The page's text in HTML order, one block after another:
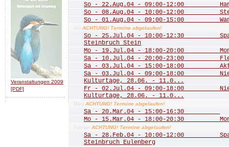
Veranstaltungen 2009
[PDF]
So - 22.Aug.04 - 09:00-12:00
So - 08.Aug.04 - 10:00-12:00
So - 01.Aug.04 - 09:00-15:00
Juli ACHTUNG! Termine abgelaufen!
So - 25.Jul.04 - 10:00-12:30
Steinbruch Stein
Mo - 19.Jul.04 - 18:00-20:00
Sa - 10.Jul.04 - 20:00-23:00
Sa - 03.Jul.04 - 15:00-18:00
Sa - 03.Jul.04 - 09:00-18:00
Kulturtage, 28.06. - 11.0...
Fr - 02.Jul.04 - 09:00-18:00
Kulturtage, 28.06. - 11.0...
März ACHTUNG! Termine abgelaufen!
Sa - 20.Mar.04 - 15:00-16:30
Mo - 15.Mar.04 - 18:00-20:30
Februar ACHTUNG! Termine abgelaufen!
Sa - 28.Feb.04 - 10:00-12:00
Steinbruch Eulenberg